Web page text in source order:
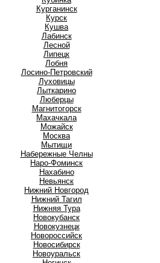
Курганинск
Курск
Кушва
Лабинск
Лесной
Липецк
Лобня
Лосино-Петровский
Луховицы
Лыткарино
Люберцы
Магнитогорск
Махачкала
Можайск
Москва
Мытищи
Набережные Челны
Наро-Фоминск
Нахабино
Невьянск
Нижний Новгород
Нижний Тагил
Нижняя Тура
Новокубанск
Новокузнецк
Новороссийск
Новосибирск
Новоуральск